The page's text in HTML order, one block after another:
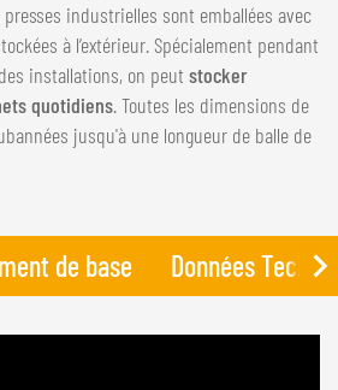
industrielles sont emballées avec
à l’extérieur. Spécialement pendant
installations, on peut stocker
quotidiens. Toutes les dimensions de
jusqu'à une longueur de balle de
de base Données